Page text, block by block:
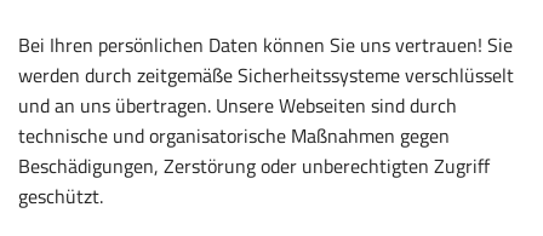
Bei Ihren persönlichen Daten können Sie uns vertrauen! Sie
werden durch zeitgemäße Sicherheitssysteme verschlüsselt
und an uns übertragen. Unsere Webseiten sind durch
technische und organisatorische Maßnahmen gegen
Beschädigungen, Zerstörung oder unberechtigten Zugriff
geschützt.